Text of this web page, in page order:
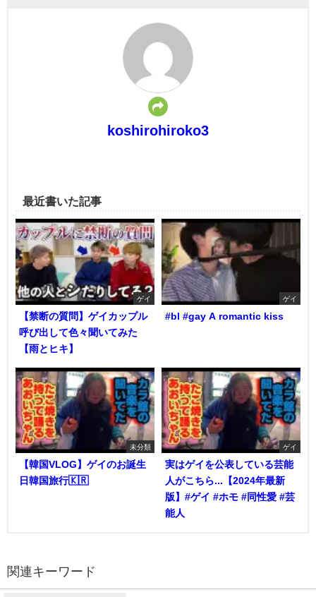
koshirohiroko3
最近書いた記事
ゲイ
【禁断の質問】ゲイカップル
呼び出して色々聞いてみた
【雨とヒキ】
ゲイ
#bl #gay A romantic kiss
未分類
【韓国VLOG】ゲイのお誕生
日韓国旅行🇰🇷
ゲイ
実はゲイを公表している芸能
人がこちら...【2024年最新
版】#ゲイ #ホモ #同性愛 #芸
能人
関連キーワード